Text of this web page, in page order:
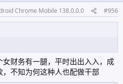
Chrome Mobile 138.0.0.0 #956
财务有一腿，平时出出入入，成
不知为何这种人也配做干部